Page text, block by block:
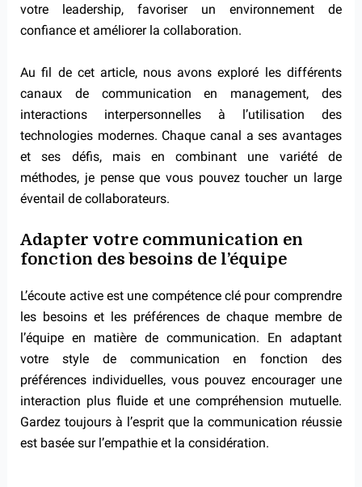
votre leadership, favoriser un environnement de
confiance et améliorer la collaboration.
Au fil de cet article, nous avons exploré les différents
canaux de communication en management, des
interactions interpersonnelles à l’utilisation des
technologies modernes. Chaque canal a ses avantages
et ses défis, mais en combinant une variété de
méthodes, je pense que vous pouvez toucher un large
éventail de collaborateurs.
Adapter votre communication en
fonction des besoins de l’équipe
L’écoute active est une compétence clé pour comprendre
les besoins et les préférences de chaque membre de
l’équipe en matière de communication. En adaptant
votre style de communication en fonction des
préférences individuelles, vous pouvez encourager une
interaction plus fluide et une compréhension mutuelle.
Gardez toujours à l’esprit que la communication réussie
est basée sur l’empathie et la considération.